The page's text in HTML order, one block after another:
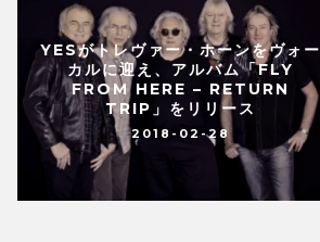
YESがトレヴァー・ホーンをヴォー
カルに迎え、アルバム「FLY
FROM HERE – RETURN
TRIP」をリリース
2018-02-28